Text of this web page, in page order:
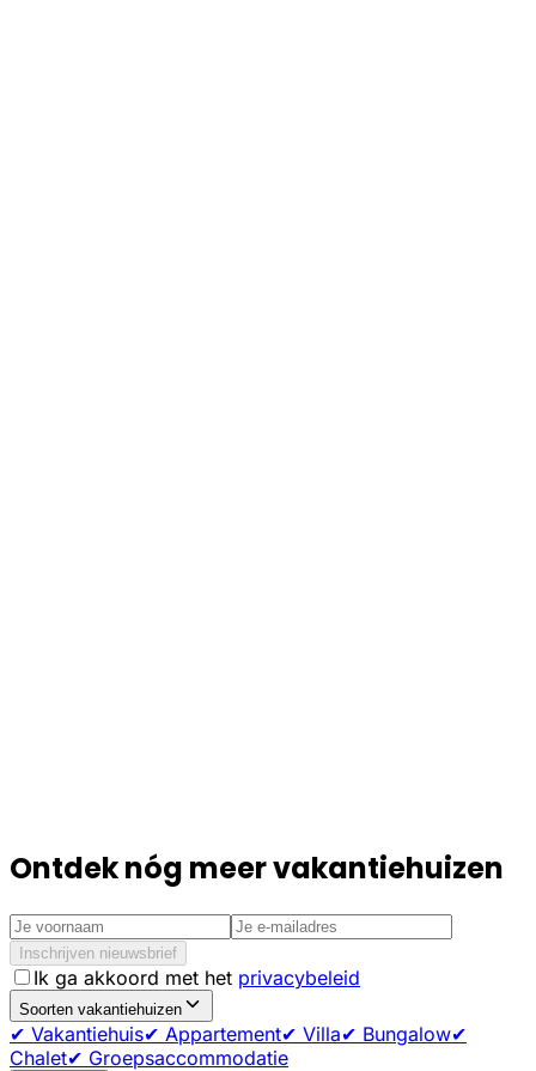
Ontdek nóg meer vakantiehuizen
Inschrijven nieuwsbrief
Ik ga akkoord met het privacybeleid
Soorten vakantiehuizen
✔ Vakantiehuis✔ Appartement✔ Villa✔ Bungalow✔
Chalet✔ Groepsaccommodatie